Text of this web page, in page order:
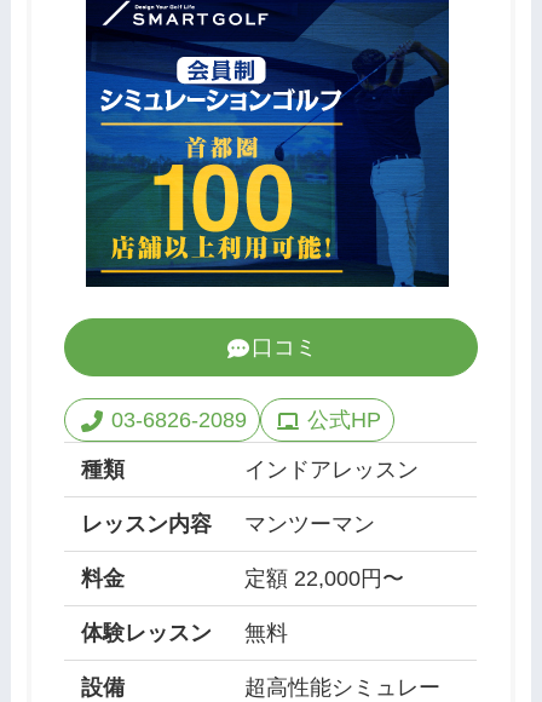
口コミ
03-6826-2089 公式HP
種類 インドアレッスン
レッスン内容 マンツーマン
料金 定額 22,000円〜
体験レッスン 無料
設備
超高性能シミュレー